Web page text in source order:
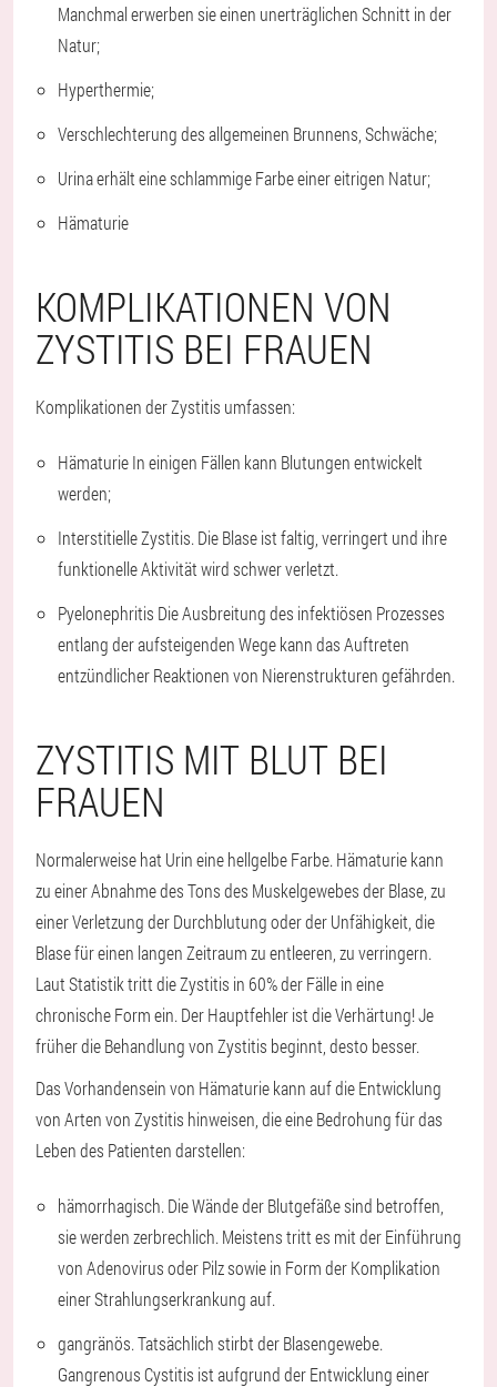
Manchmal erwerben sie einen unerträglichen Schnitt in der
Natur;
Hyperthermie;
Verschlechterung des allgemeinen Brunnens, Schwäche;
Urina erhält eine schlammige Farbe einer eitrigen Natur;
Hämaturie
KOMPLIKATIONEN VON
ZYSTITIS BEI FRAUEN
Komplikationen der Zystitis umfassen:
Hämaturie In einigen Fällen kann Blutungen entwickelt
werden;
Interstitielle Zystitis. Die Blase ist faltig, verringert und ihre
funktionelle Aktivität wird schwer verletzt.
Pyelonephritis Die Ausbreitung des infektiösen Prozesses
entlang der aufsteigenden Wege kann das Auftreten
entzündlicher Reaktionen von Nierenstrukturen gefährden.
ZYSTITIS MIT BLUT BEI
FRAUEN
Normalerweise hat Urin eine hellgelbe Farbe. Hämaturie kann
zu einer Abnahme des Tons des Muskelgewebes der Blase, zu
einer Verletzung der Durchblutung oder der Unfähigkeit, die
Blase für einen langen Zeitraum zu entleeren, zu verringern.
Laut Statistik tritt die Zystitis in 60% der Fälle in eine
chronische Form ein. Der Hauptfehler ist die Verhärtung! Je
früher die Behandlung von Zystitis beginnt, desto besser.
Das Vorhandensein von Hämaturie kann auf die Entwicklung
von Arten von Zystitis hinweisen, die eine Bedrohung für das
Leben des Patienten darstellen:
hämorrhagisch. Die Wände der Blutgefäße sind betroffen,
sie werden zerbrechlich. Meistens tritt es mit der Einführung
von Adenovirus oder Pilz sowie in Form der Komplikation
einer Strahlungserkrankung auf.
gangränös. Tatsächlich stirbt der Blasengewebe.
Gangrenous Cystitis ist aufgrund der Entwicklung einer